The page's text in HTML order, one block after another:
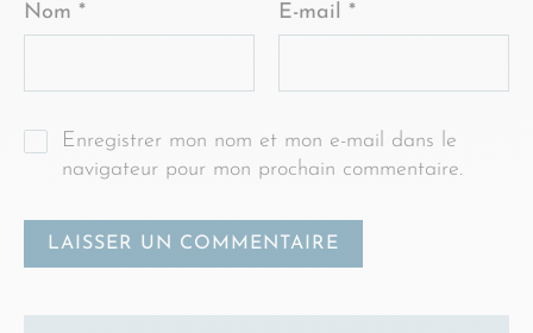
Nom * E-mail *
Enregistrer mon nom et mon e-mail dans le
navigateur pour mon prochain commentaire.